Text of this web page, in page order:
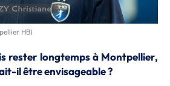
HB)
rester longtemps à Montpellier,
il être envisageable ?